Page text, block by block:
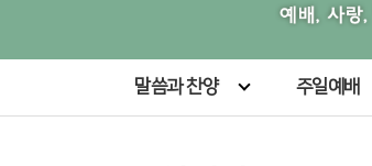
말씀과 찬양 주일예배